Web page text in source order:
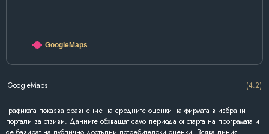
GoogleMaps
GoogleMaps (4.2)
Графиката показва сравнение на средните оценки на фирмата в избрани
портали за отзиви. Данните обхващат само периода от старта на програмата и